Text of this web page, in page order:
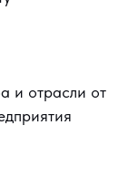
и отрасли от